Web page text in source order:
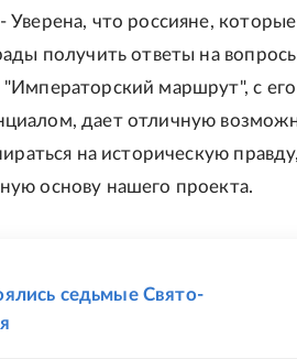
что россияне,
получить ответы на
маршрут", с
дает отличную
на историческую
основу нашего проекта.
седьмые Свято-